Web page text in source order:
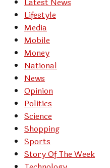
Lifestyle
Media
Mobile
Money
National
News
Opinion
Politics
Science
Shopping
Sports
Story Of The Week